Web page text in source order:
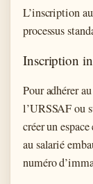
L’inscription
processus
Inscription
Pour adhérer
l’URSSAF ou
créer un
au salarié
numéro